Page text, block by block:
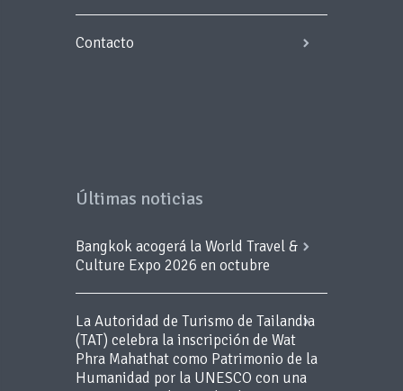
Contacto
Últimas noticias
Bangkok acogerá la World Travel &
Culture Expo 2026 en octubre
La Autoridad de Turismo de Tailandia
(TAT) celebra la inscripción de Wat
Phra Mahathat como Patrimonio de la
Humanidad por la UNESCO con una